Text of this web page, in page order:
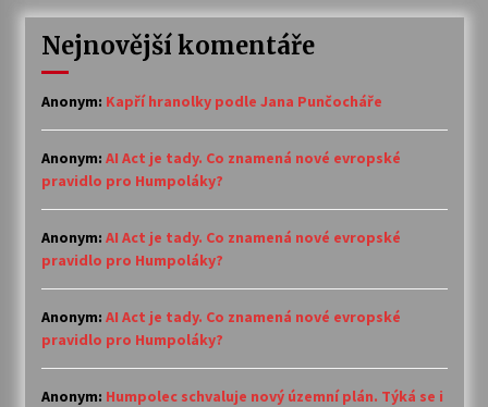
Nejnovější komentáře
Anonym: Kapří hranolky podle Jana Punčocháře
Anonym: AI Act je tady. Co znamená nové evropské
pravidlo pro Humpoláky?
Anonym: AI Act je tady. Co znamená nové evropské
pravidlo pro Humpoláky?
Anonym: AI Act je tady. Co znamená nové evropské
pravidlo pro Humpoláky?
Anonym: Humpolec schvaluje nový územní plán. Týká se i